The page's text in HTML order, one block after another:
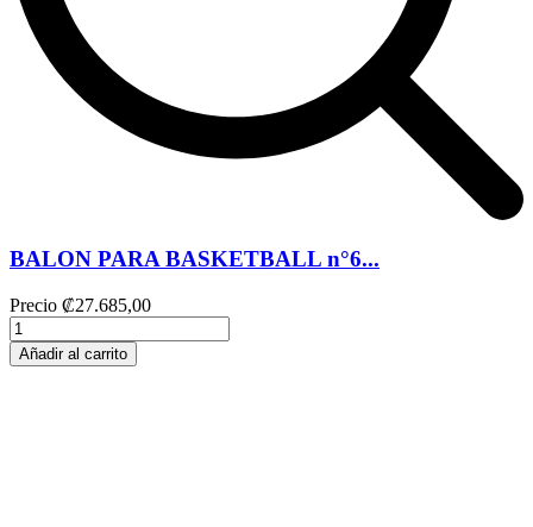
BALON PARA BASKETBALL n°6...
Precio ₡27.685,00
Añadir al carrito